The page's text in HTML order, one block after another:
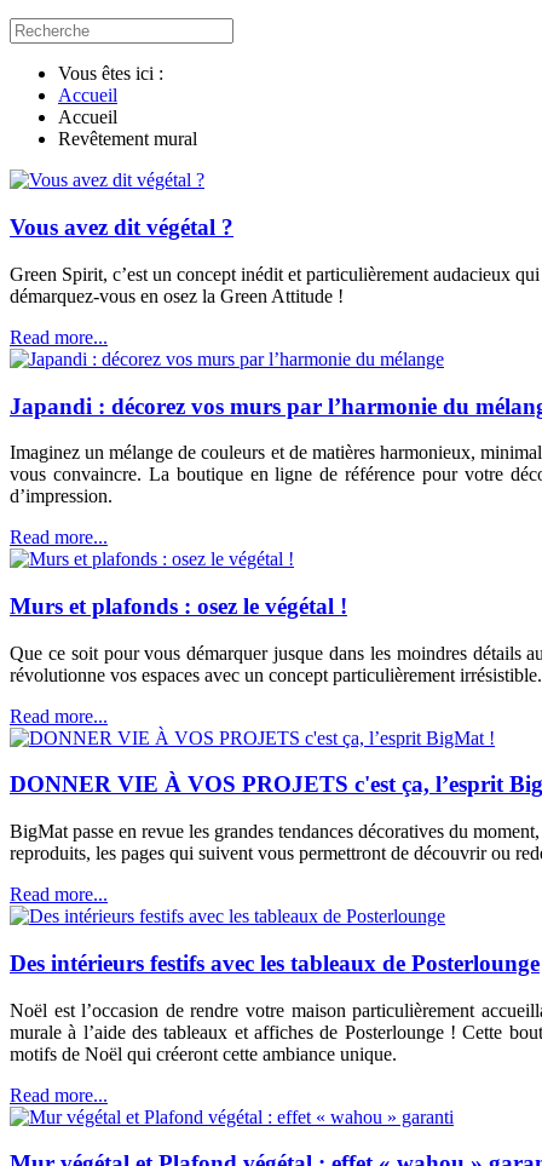
Vous êtes ici :
Accueil
Accueil
Revêtement mural
Vous avez dit végétal ?
Green Spirit, c’est un concept inédit et particulièrement audacieux
démarquez-vous en osez la Green Attitude !
Read more...
Japandi : décorez vos murs par l’harmonie du
Imaginez un mélange de couleurs et de matières harmonieux,
vous convaincre. La boutique en ligne de référence pour votre
d’impression.
Read more...
Murs et plafonds : osez le végétal !
Que ce soit pour vous démarquer jusque dans les moindres détails
révolutionne vos espaces avec un concept particulièrement irrésistible.
Read more...
DONNER VIE À VOS PROJETS c'est ça, l’esprit
BigMat passe en revue les grandes tendances décoratives du
reproduits, les pages qui suivent vous permettront de découvrir ou
Read more...
Des intérieurs festifs avec les tableaux de Posterlounge
Noël est l’occasion de rendre votre maison particulièrement
murale à l’aide des tableaux et affiches de Posterlounge ! Cette
motifs de Noël qui créeront cette ambiance unique.
Read more...